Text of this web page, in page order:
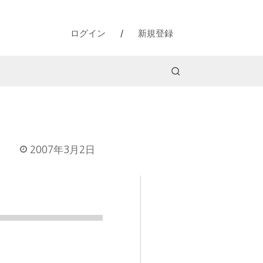
ログイン / 新規登録
2007年3月2日